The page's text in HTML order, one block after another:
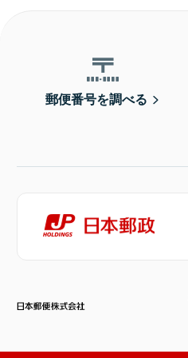
郵便番号を調べる